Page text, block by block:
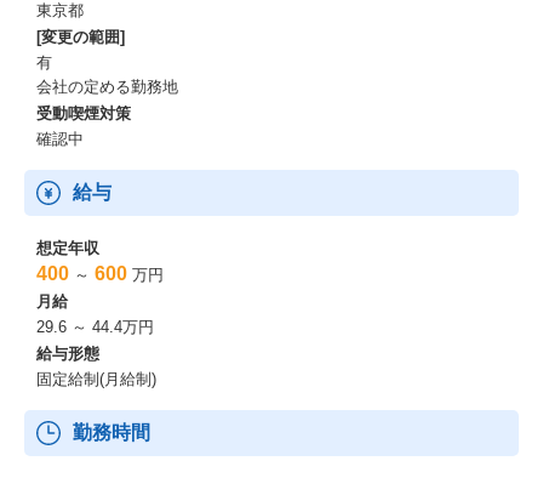
東京都
[変更の範囲]
有
会社の定める勤務地
受動喫煙対策
確認中
給与
想定年収
400 ～ 600 万円
月給
29.6 ～ 44.4万円
給与形態
固定給制(月給制)
勤務時間